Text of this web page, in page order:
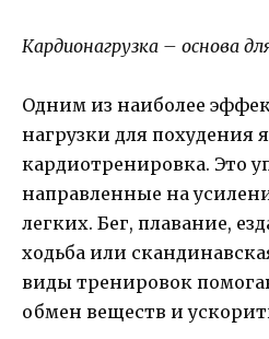
Кардионагрузка – основа
Одним из наиболее
нагрузки для похудения
кардиотренировка. Это
направленные на
легких. Бег, плавание,
ходьба или
виды тренировок
обмен веществ и